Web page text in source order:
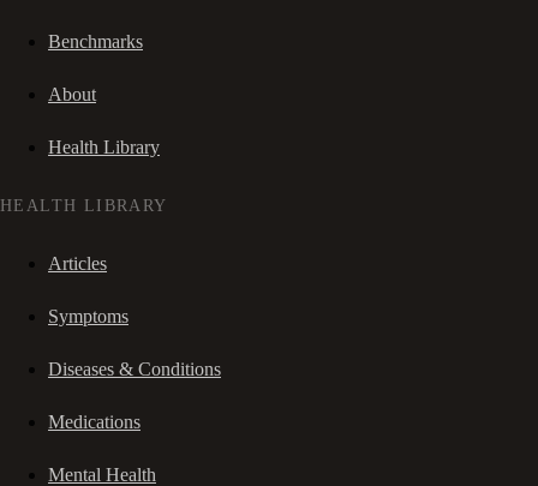
Benchmarks
About
Health Library
HEALTH LIBRARY
Articles
Symptoms
Diseases & Conditions
Medications
Mental Health